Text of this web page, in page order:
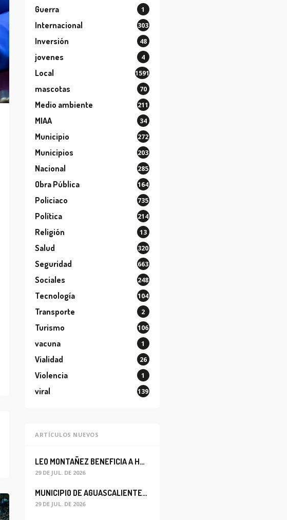
Guerra 1
Internacional 303
Inversión 48
jovenes 4
Local 1591
mascotas 70
Medio ambiente 211
MIAA 34
Municipio 272
Municipios 203
Nacional 285
Obra Pública 164
Policiaco 735
Política 214
Religión 13
Salud 320
Seguridad 663
Sociales 248
Tecnología 104
Transporte 2
Turismo 106
vacuna 1
Vialidad 26
Violencia 1
viral 139
ARTÍCULOS NUEVOS
LEO MONTAÑEZ BENEFICIA A HABITANTES DEL BARRIO DE LA SALUD CON MEJORA DEL ALCANTARILLADO SANITARIO
29 DE JUL. DE 2026
MUNICIPIO DE AGUASCALIENTES REABRE CIRCULACIÓN VEHICULAR EN LA CALLE JOSEFA ORTIZ DE DOMÍNGUEZ
29 DE JUL. DE 2026